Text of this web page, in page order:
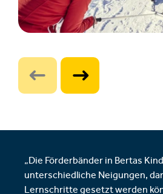
„Die Förderbänder in Bertas
unterschiedliche Neigungen,
Lernschritte gesetzt werden